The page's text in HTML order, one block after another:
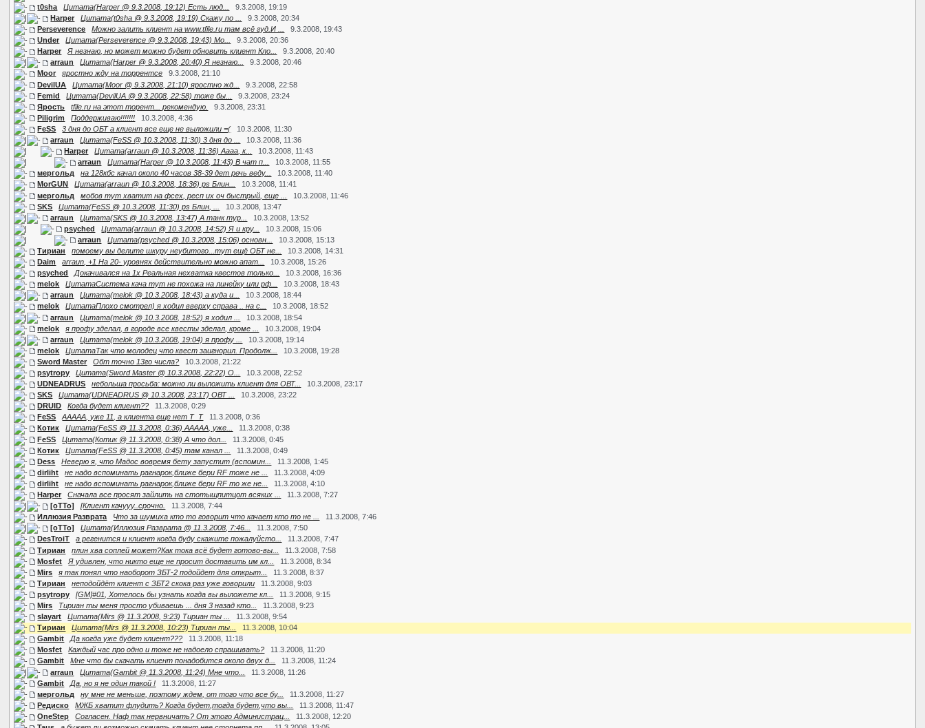
t0sha
Цитата(Harper @ 9.3.2008, 19:12) Есть люд...
9.3.2008, 19:19
Harper
Цитата(t0sha @ 9.3.2008, 19:19) Скажу по ...
9.3.2008, 20:34
Perseverence
Можно залить клиент на www.tfile.ru там всё гуд.И ...
9.3.2008, 19:43
Under
Цитата(Perseverence @ 9.3.2008, 19:43) Мо...
9.3.2008, 20:36
Harper
Я незнаю, но может можно будет обновить клиент Кло...
9.3.2008, 20:40
arraun
Цитата(Harper @ 9.3.2008, 20:40) Я незнаю...
9.3.2008, 20:46
Moor
яростно жду на торрентсе
9.3.2008, 21:10
DevilUA
Цитата(Moor @ 9.3.2008, 21:10) яростно жд...
9.3.2008, 22:58
Femid
Цитата(DevilUA @ 9.3.2008, 22:58) тоже бы...
9.3.2008, 23:24
Ярость
tfile.ru на этот торент... рекомендую.
9.3.2008, 23:31
Piligrim
Поддерживаю!!!!!!!
10.3.2008, 4:36
FeSS
3 дня до ОБТ а клиент все еще не выложили =(
10.3.2008, 11:30
arraun
Цитата(FeSS @ 10.3.2008, 11:30) 3 дня до ...
10.3.2008, 11:36
Harper
Цитата(arraun @ 10.3.2008, 11:36) Аааа, к...
10.3.2008, 11:43
arraun
Цитата(Harper @ 10.3.2008, 11:43) В чат п...
10.3.2008, 11:55
мергольд
на 128кбс качал около 40 часов 38-39 дет речь веду...
10.3.2008, 11:40
MorGUN
Цитата(arraun @ 10.3.2008, 18:36) ps Блин...
10.3.2008, 11:41
мергольд
мобов тут хватит на фсех, респ их оч быстрый, еще ...
10.3.2008, 11:46
SKS
Цитата(FeSS @ 10.3.2008, 11:30) ps Блин, ...
10.3.2008, 13:47
arraun
Цитата(SKS @ 10.3.2008, 13:47) А танк тур...
10.3.2008, 13:52
psyched
Цитата(arraun @ 10.3.2008, 14:52) Я и кру...
10.3.2008, 15:06
arraun
Цитата(psyched @ 10.3.2008, 15:06) основн...
10.3.2008, 15:13
Тириан
помоему вы делите шкуру неубитого...тут ещё ОБТ не...
10.3.2008, 14:31
Daim
arraun, +1 На 20- уровнях действительно можно апат...
10.3.2008, 15:26
psyched
Докачивался на 1х Реальная нехватка квестов только...
10.3.2008, 16:36
melok
ЦитатаСистема кача тут не похожа на линейку или рф...
10.3.2008, 18:43
arraun
Цитата(melok @ 10.3.2008, 18:43) а куда и...
10.3.2008, 18:44
melok
ЦитатаПлохо смотрел) я ходил вверху справа .. на с...
10.3.2008, 18:52
arraun
Цитата(melok @ 10.3.2008, 18:52) я ходил ...
10.3.2008, 18:54
melok
я профу зделал, в городе все квесты зделал, кроме ...
10.3.2008, 19:04
arraun
Цитата(melok @ 10.3.2008, 19:04) я профу ...
10.3.2008, 19:14
melok
ЦитатаТак что молодец что квест заигнорил. Продолж...
10.3.2008, 19:28
Sword Master
Обт точно 13го числа?
10.3.2008, 21:22
psytropy
Цитата(Sword Master @ 10.3.2008, 22:22) О...
10.3.2008, 22:52
UDNEADRUS
небольша просьба: можно ли выложить клиент для ОВТ...
10.3.2008, 23:17
SKS
Цитата(UDNEADRUS @ 10.3.2008, 23:17) ОВТ ...
10.3.2008, 23:22
DRUID
Когда будет клиент??
11.3.2008, 0:29
FeSS
ААААА, уже 11, а клиента еще нет T_T
11.3.2008, 0:36
Котик
Цитата(FeSS @ 11.3.2008, 0:36) ААААА, уже...
11.3.2008, 0:38
FeSS
Цитата(Котик @ 11.3.2008, 0:38) А что дол...
11.3.2008, 0:45
Котик
Цитата(FeSS @ 11.3.2008, 0:45) там канал ...
11.3.2008, 0:49
Dess
Неверю я, что Мадос вовремя бету запустит (вспомин...
11.3.2008, 1:45
dirliht
не надо вспоминать рагнарок,ближе бери RF тоже не ...
11.3.2008, 4:09
dirliht
не надо вспоминать рагнарок,ближе бери RF то же не...
11.3.2008, 4:10
Harper
Сначала все просят зайлить на стотыщпитцот всяких ...
11.3.2008, 7:27
[oTTo]
[Клиент качууу..срочно.
11.3.2008, 7:44
Иллюзия Разврата
Что за шумиха кто то говорит что качает кто то не ...
11.3.2008, 7:46
[oTTo]
Цитата(Иллюзия Разврата @ 11.3.2008, 7:46...
11.3.2008, 7:50
DesTroiT
а регенится и клиент когда буду скажите пожалуйсто...
11.3.2008, 7:47
Тириан
плин хва соплей может?Как тока всё будет готово-вы...
11.3.2008, 7:58
Mosfet
Я удивлен, что никто еще не просит доставить им кл...
11.3.2008, 8:34
Mirs
я так понял что наоборот ЗБТ-2 подойдет для открыт...
11.3.2008, 8:37
Тириан
неподойдёт клиент с ЗБТ2 скока раз уже говорили
11.3.2008, 9:03
psytropy
[GM]#01, Хотелось бы узнать когда вы выложете кл...
11.3.2008, 9:15
Mirs
Тириан ты меня просто убиваешь ... дня 3 назад кто...
11.3.2008, 9:23
slayart
Цитата(Mirs @ 11.3.2008, 9:23) Тириан ты ...
11.3.2008, 9:54
Тириан
Цитата(Mirs @ 11.3.2008, 10:23) Тириан ты...
11.3.2008, 10:04
Gambit
Да когда уже будет клиент???
11.3.2008, 11:18
Mosfet
Каждый час про одно и тоже не надоело спрашивать?
11.3.2008, 11:20
Gambit
Мне что бы скачать клиент понадобится около двух д...
11.3.2008, 11:24
arraun
Цитата(Gambit @ 11.3.2008, 11:24) Мне что...
11.3.2008, 11:26
Gambit
Да, но я не один такой !
11.3.2008, 11:27
мергольд
ну мне не меньше, поэтому ждем, от того что все бу...
11.3.2008, 11:27
Редиско
МЖБ хватит флудить? Когда будет,тогда будет,что вы...
11.3.2008, 11:47
OneStep
Согласен. Наф так нервничать? От этого Администрац...
11.3.2008, 12:20